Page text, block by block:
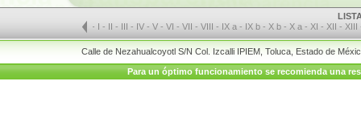
- I- II- III- IV-V-VI-VII-VIII- IX a - IX b - X b - X a - XI- XII- XIII
Calle de Nezahualcoyotl S/N Col. Izcalli IPIEM, Toluca, Estado de
Para un óptimo funcionamiento se recomienda una